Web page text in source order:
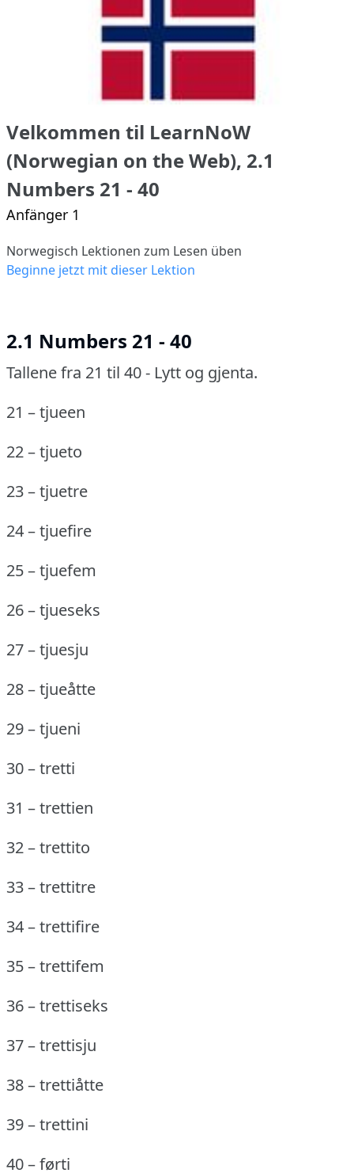
Velkommen til LearnNoW
(Norwegian on the Web), 2.1
Numbers 21 - 40
Anfänger 1
Norwegisch Lektionen zum Lesen üben
Beginne jetzt mit dieser Lektion
2.1 Numbers 21 - 40
Tallene fra 21 til 40 - Lytt og gjenta.
21 – tjueen
22 – tjueto
23 – tjuetre
24 – tjuefire
25 – tjuefem
26 – tjueseks
27 – tjuesju
28 – tjueåtte
29 – tjueni
30 – tretti
31 – trettien
32 – trettito
33 – trettitre
34 – trettifire
35 – trettifem
36 – trettiseks
37 – trettisju
38 – trettiåtte
39 – trettini
40 – førti